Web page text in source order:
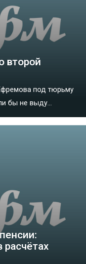
второй
под тюрьму
бы не выду...